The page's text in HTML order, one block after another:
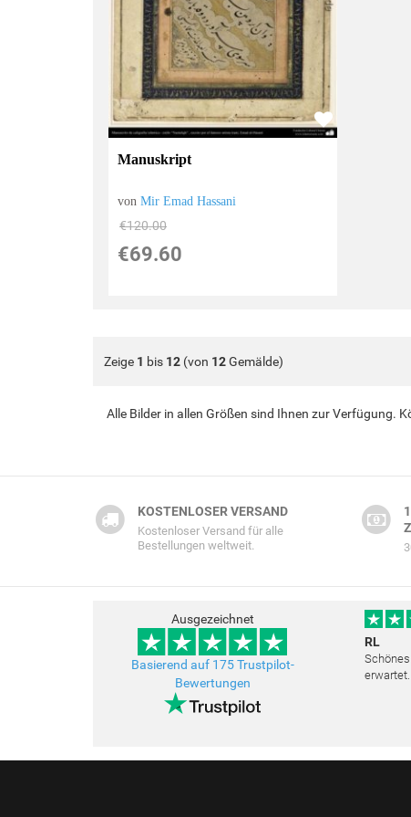
Manuskript
vonMir Emad Hassani
€120.00
€69.60
Zeige 1 bis 12 (von 12Gemälde)
Alle Bilder in allen Größen sind Ihnen zur Verfügung.
KOSTENLOSER VERSAND
Kostenloser Versand für alle
Bestellungen weltweit.
Ausgezeichnet
Basierend auf 175 Trustpilot-
Bewertungen
RL